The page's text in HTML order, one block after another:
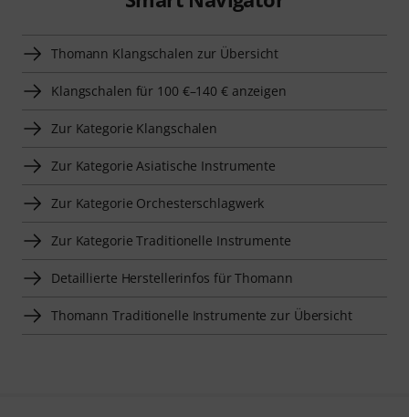
Thomann Klangschalen zur Übersicht
Klangschalen für 100 €–140 € anzeigen
Zur Kategorie Klangschalen
Zur Kategorie Asiatische Instrumente
Zur Kategorie Orchesterschlagwerk
Zur Kategorie Traditionelle Instrumente
Detaillierte Herstellerinfos für Thomann
Thomann Traditionelle Instrumente zur Übersicht